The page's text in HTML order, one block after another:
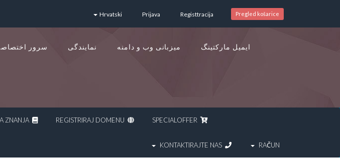
Hrvatski Prijava Registtracija Pregled košarice
سرور نمایندگی میزبانی وب و دامنه ایمیل مارکتینگ
SPECIALOFFER
RAČUN